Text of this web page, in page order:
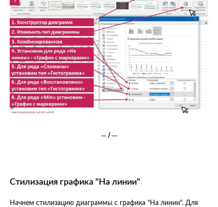
-- / --
Стилизация графика "На линии"
Начнем стилизацию диаграммы с графика "На линии". Для